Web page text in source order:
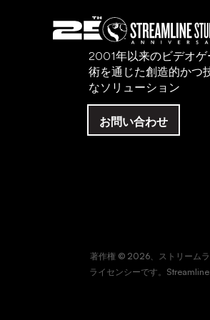
2001年以来のビデオゲ
術を通じた創造的かつ
なソリューション
お問い合わせ
著作権 © 2026、ストリームラ
ライセンシーです。